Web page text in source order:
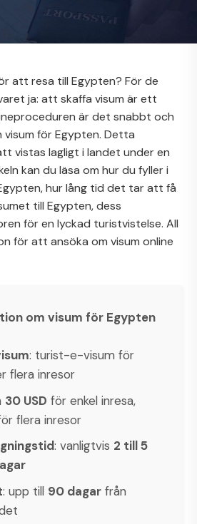
att resa till Egypten? För de
ja: att skaffa visum är ett
är det snabbt och
för Egypten. Detta
vistas lagligt i landet under en
kan du läsa om hur du fyller i
hur lång tid det tar att få
till Egypten, dess
för en lyckad turistvistelse. All
för att ansöka om visum online
om visum för Egypten
: turist-e-visum för
flera inresor
30 USD för enkel inresa,
flera inresor
: vanligtvis 2 till 5
: upp till 90 dagar från